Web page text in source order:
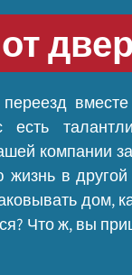
компании
жизнь в
дом,
Что ж, вы